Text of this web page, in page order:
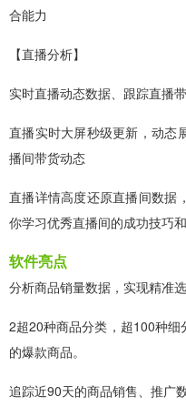
合能力
【直播分析】
实时直播动态数据、跟踪直播
直播实时大屏秒级更新，动态
播间带货动态
直播详情高度还原直播间数据
你学习优秀直播间的成功技巧和
软件亮点
分析商品销量数据，实现精准
2超20种商品分类，超100种细
的爆款商品。
追踪近90天的商品销售、推广